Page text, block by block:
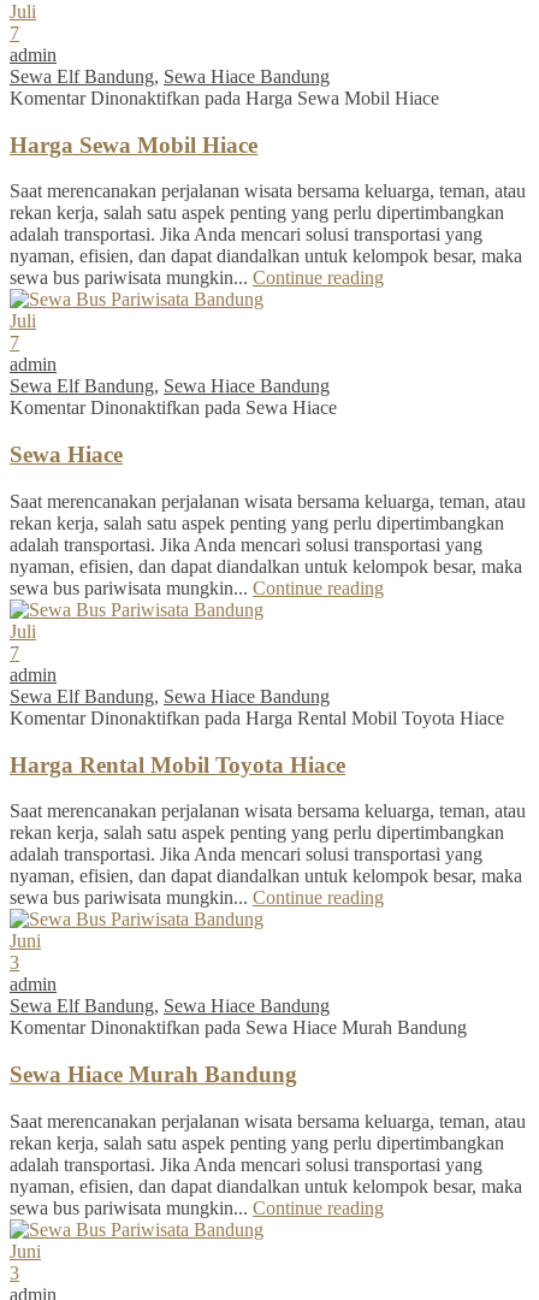
Juli
7
admin
Sewa Elf Bandung, Sewa Hiace Bandung
Komentar Dinonaktifkan pada Harga Sewa Mobil Hiace
Harga Sewa Mobil Hiace
Saat merencanakan perjalanan wisata bersama keluarga, teman, atau
rekan kerja, salah satu aspek penting yang perlu dipertimbangkan
adalah transportasi. Jika Anda mencari solusi transportasi yang
nyaman, efisien, dan dapat diandalkan untuk kelompok besar, maka
sewa bus pariwisata mungkin... Continue reading
Juli
7
admin
Sewa Elf Bandung, Sewa Hiace Bandung
Komentar Dinonaktifkan pada Sewa Hiace
Sewa Hiace
Saat merencanakan perjalanan wisata bersama keluarga, teman, atau
rekan kerja, salah satu aspek penting yang perlu dipertimbangkan
adalah transportasi. Jika Anda mencari solusi transportasi yang
nyaman, efisien, dan dapat diandalkan untuk kelompok besar, maka
sewa bus pariwisata mungkin... Continue reading
Juli
7
admin
Sewa Elf Bandung, Sewa Hiace Bandung
Komentar Dinonaktifkan pada Harga Rental Mobil Toyota Hiace
Harga Rental Mobil Toyota Hiace
Saat merencanakan perjalanan wisata bersama keluarga, teman, atau
rekan kerja, salah satu aspek penting yang perlu dipertimbangkan
adalah transportasi. Jika Anda mencari solusi transportasi yang
nyaman, efisien, dan dapat diandalkan untuk kelompok besar, maka
sewa bus pariwisata mungkin... Continue reading
Juni
3
admin
Sewa Elf Bandung, Sewa Hiace Bandung
Komentar Dinonaktifkan pada Sewa Hiace Murah Bandung
Sewa Hiace Murah Bandung
Saat merencanakan perjalanan wisata bersama keluarga, teman, atau
rekan kerja, salah satu aspek penting yang perlu dipertimbangkan
adalah transportasi. Jika Anda mencari solusi transportasi yang
nyaman, efisien, dan dapat diandalkan untuk kelompok besar, maka
sewa bus pariwisata mungkin... Continue reading
Juni
3
admin